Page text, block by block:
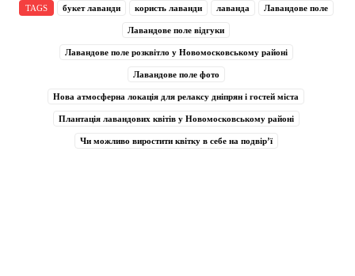
TAGS букет лаванди користь лаванди лаванда Лавандове поле
Лавандове поле відгуки
Лавандове поле розквітло у Новомосковському районі
Лавандове поле фото
Нова атмосферна локація для релаксу дніпрян і гостей міста
Плантація лавандових квітів у Новомосковському районі
Чи можливо виростити квітку в себе на подвір’ї